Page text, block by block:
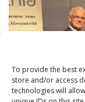
To provide the best
store and/or access
technologies will